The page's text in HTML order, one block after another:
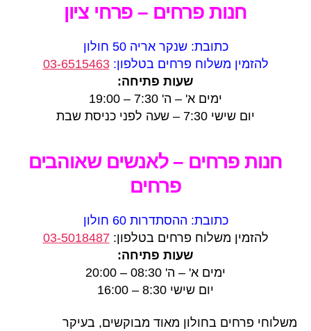
חנות פרחים – פרחי ציון
כתובת: שנקר אריה 50 חולון
להזמין משלוח פרחים בטלפון:03-6515463
שעות פתיחה:
ימים א' – ה' 7:30 – 19:00
יום שישי 7:30 – שעה לפני כניסת שבת
חנות פרחים – לאנשים שאוהבים
פרחים
כתובת: ההסתדרות 60 חולון
להזמין משלוח פרחים בטלפון:03-5018487
שעות פתיחה:
ימים א' – ה' 08:30 – 20:00
יום שישי 8:30 – 16:00
משלוחי פרחים בחולון מאוד מבוקשים, בעיקר